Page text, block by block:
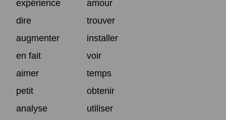
expérience
amour
dire
trouver
augmenter
installer
en fait
voir
aimer
temps
petit
obtenir
analyse
utiliser